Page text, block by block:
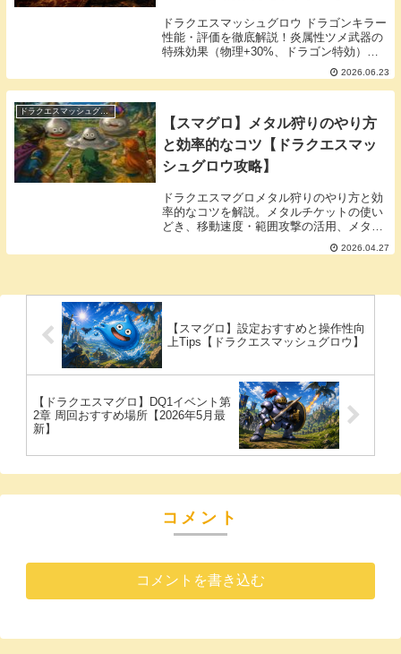
ドラクエスマッシュグロウ ドラゴンキラー
性能・評価を徹底解説！炎属性ツメ武器の
特殊効果（物理+30%、ドラゴン特効）、
いきなりスキル「竜炎つぶて」の火力、使
い心地、無凸でも強い点をX最新情報から
まとめ。取得すべきか、竜の遺跡での活躍
2026.06.23
ドラクエスマッシュグロウ
【スマグロ】メタル狩りのやり方
と効率的なコツ【ドラクエスマッ
シュグロウ攻略】
ドラクエスマグロメタル狩りのやり方と効
率的なコツを解説。メタルチケットの使い
どき、移動速度・範囲攻撃の活用、メタル
スライム対策、解放条件などを紹介。序
盤〜中盤のレベル上げを最速で進める実践
2026.04.27
【スマグロ】設定おすすめと操作性向
上Tips【ドラクエスマッシュグロウ】
【ドラクエスマグロ】DQ1イベント第
2章 周回おすすめ場所【2026年5月最
新】
コメント
コメントを書き込む